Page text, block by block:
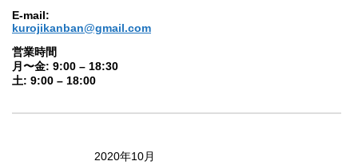
E-mail:
kurojikanban@gmail.com
営業時間
月〜金: 9:00 – 18:30
土: 9:00 – 18:00
2020年10月